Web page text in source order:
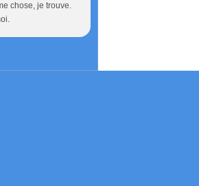
chose, je trouve.